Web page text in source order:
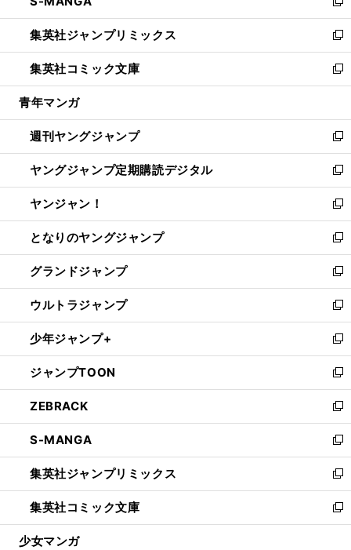
開
く
ウ
で
開
く
ィ
ン
ド
ウ
で
開
い
ウ
ィ
ン
ド
ウ
開
く
新
し
い
ウ
ィ
ン
ウ
で
開
く
集英社ジャンプリミックス
新
し
い
ウ
ン
ド
ウ
で
開
く
集英社コミック文庫
新
し
ウ
ィ
ン
ド
ウ
で
開
く
青年マンガ
週刊ヤングジャンプ
新
し
い
ウ
ィ
ン
ド
ウ
で
開
く
ヤングジャンプ定期購読デジタル
新
し
い
ウ
ィ
ン
ド
ウ
で
開
く
ヤンジャン！
新
し
い
ウ
ィ
ン
ド
ウ
で
開
く
となりのヤングジャンプ
新
し
い
ウ
ィ
ン
ド
ウ
で
開
く
グランドジャンプ
新
し
い
ウ
ィ
ン
ド
ウ
で
開
く
ウルトラジャンプ
新
し
い
ウ
ィ
ン
ド
ウ
で
開
く
少年ジャンプ+
新
し
い
ウ
ィ
ン
ド
ウ
で
開
く
ジャンプTOON
新
し
い
ウ
ィ
ン
ド
ウ
で
開
ZEBRACK
新
し
い
ウ
ィ
ン
ド
ウ
S-MANGA
新
し
い
ウ
ィ
ン
集英社ジャンプリミックス
新
し
い
ウ
集英社コミック文庫
新
し
少女マンガ